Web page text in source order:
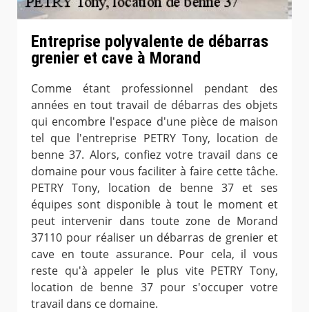
Entreprise polyvalente de débarras
grenier et cave à Morand
Comme étant professionnel pendant des
années en tout travail de débarras des objets
qui encombre l'espace d'une pièce de maison
tel que l'entreprise PETRY Tony, location de
benne 37. Alors, confiez votre travail dans ce
domaine pour vous faciliter à faire cette tâche.
PETRY Tony, location de benne 37 et ses
équipes sont disponible à tout le moment et
peut intervenir dans toute zone de Morand
37110 pour réaliser un débarras de grenier et
cave en toute assurance. Pour cela, il vous
reste qu'à appeler le plus vite PETRY Tony,
location de benne 37 pour s'occuper votre
travail dans ce domaine.